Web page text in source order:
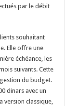
par le débit
souhaitant
Elle offre une
échéance, les
suivants. Cette
du budget.
dinars avec un
version classique,